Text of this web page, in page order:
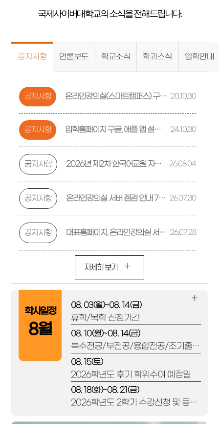
국제사이버대학교의 소식을 전해드립니다.
공지사항 언론보도 학교소식 학과소식 입학안내
공지사항 온라인강의실(스마트캠퍼스) 구글, 애플 앱 설치방법 안내 20.10.30
공지사항 입학홈페이지 구글, 애플 앱 설치방법 안내 24.10.30
공지사항 2026년 제2차 한국어교원 자격 부여 (개인 자격 심사) 계획 공고 26.08.04
공지사항 온라인강의실 서버 점검 안내 7월 31일 (금) 12:00~13:00 26.07.30
공지사항 대표홈페이지, 온라인강의실 서버 점검 안내 7월 29일 (수) 12:00~13:00 26.07.28
자세히 보기
보기
학사일정
8월
08. 03(월)~08. 14(금)
휴학/복학 신청기간
08. 10(월)~08. 14(금)
복수전공/부전공/융합전공/조기졸업/졸업유예 신청 및 인정기간
08. 15(토)
2026학년도 후기 학위수여 예정일
08. 18(화)~08. 21(금)
2026학년도 2학기 수강신청 및 등록기간